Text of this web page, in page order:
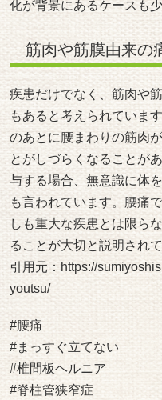
化が背景にあるケースも
筋肉や筋膜由来の
疾患だけでなく、筋肉や
もあると考えられていま
のあとに腰まわりの筋肉
とがしづらくなることが
与する場合、無意識に体
も言われています。腰痛
しも重大な疾患とは限ら
ることが大切と説明されて
引用元： https://
youtsu/
#腰痛
#まっすぐ立てない
#椎間板ヘルニア
#脊柱管狭窄症